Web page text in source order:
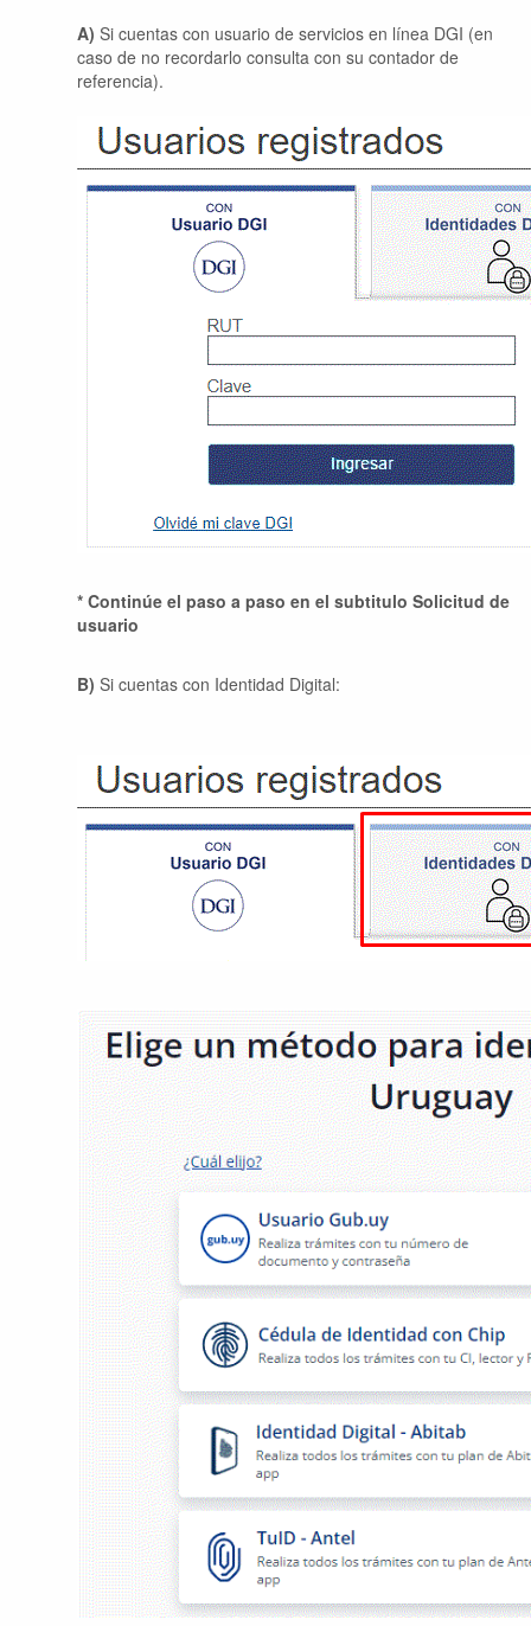
A) Si cuentas con usuario de servicios en línea DGI (en
caso de no recordarlo consulta con su contador de
referencia).
* Continúe el paso a paso en el subtitulo Solicitud de
usuario
B) Si cuentas con Identidad Digital: